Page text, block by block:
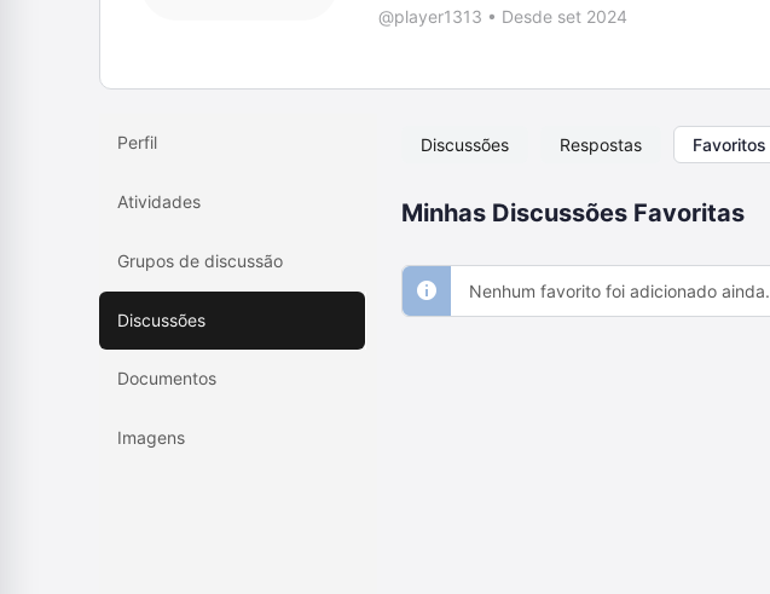
@player1313 • Desde set 2024
Perfil
Atividades
Grupos de discussão
Discussões
Documentos
Imagens
Discussões Respostas Favoritos
Minhas Discussões Favoritas
Nenhum favorito foi adicionado ainda.